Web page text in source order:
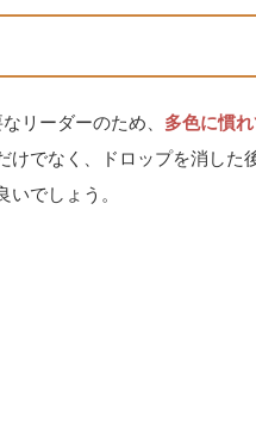
リーダーのため、 多色に慣
けでなく、ドロップを消した
でしょう。